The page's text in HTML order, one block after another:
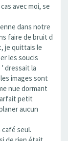
avec moi, se
dans notre
faire de bruit d
je quittais le
les soucis
dressait la
images sont
nue dormant
petit
aucun
seul.